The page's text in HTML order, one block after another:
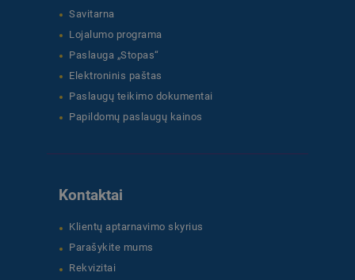
Savitarna
Lojalumo programa
Paslauga „Stopas“
Elektroninis paštas
Paslaugų teikimo dokumentai
Papildomų paslaugų kainos
Kontaktai
Klientų aptarnavimo skyrius
Parašykite mums
Rekvizitai